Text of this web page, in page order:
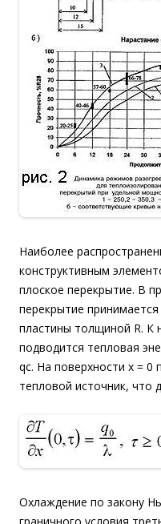
Наиболее
конструктивным
плоское перекрытие. В
перекрытие
пластины толщиной R. К
подводится тепловая
qc. На поверхности х = 0
тепловой источник, что
Охлаждение по закону
граничного условия